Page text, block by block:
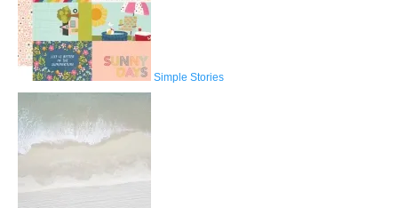
Simple Stories